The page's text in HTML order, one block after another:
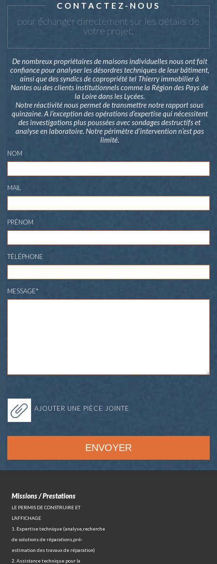
CONTACTEZ-NOUS
pour échanger directement sur les détails de
votre projet.
De nombreux propriétaires de maisons individuelles nous ont fait
confiance pour analyser les désordres techniques de leur bâtiment,
ainsi que des syndics de copropriété tel Thierry immobilier à
Nantes ou des clients institutionnels comme la Région des Pays de
la Loire dans les Lycées.
Notre réactivité nous permet de transmettre notre rapport sous
quinzaine. A l’exception des opérations d’expertise qui nécessitent
des investigations plus poussées avec sondages destructifs et
analyse en laboratoire. Notre périmètre d’intervention n’est pas
limité.
NOM
MAIL
PRÉNOM
TÉLÉPHONE
MESSAGE*
AJOUTER UNE PIÈCE JOINTE
Missions / Prestations
LE PERMIS DE CONSTRUIRE ET
L’AFFICHAGE
1. Expertise technique (analyse,recherche
de solutions de réparations,pré-
estimation des travaux de réparation)
2. Assistance technique pour la